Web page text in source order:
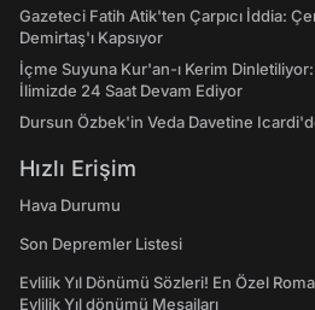
Gazeteci Fatih Atik'ten Çarpıcı İddia:
Demirtaş'ı Kapsıyor
İçme Suyuna Kur'an-ı Kerim Dinletiliyor:
İlimizde 24 Saat Devam Ediyor
Dursun Özbek'in Veda Davetine
Hızlı Erişim
Hava Durumu
Son Depremler Listesi
Evlilik Yıl Dönümü Sözleri! En Özel
Evlilik Yıl dönümü Mesajları